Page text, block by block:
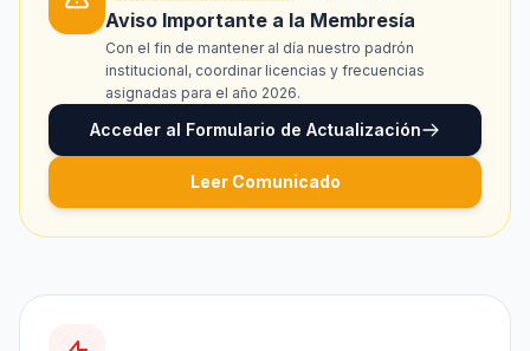
Aviso Importante a la Membresía
Con el fin de mantener al día nuestro padrón
institucional, coordinar licencias y frecuencias
asignadas para el año 2026.
Acceder al Formulario de Actualización
Leer Comunicado